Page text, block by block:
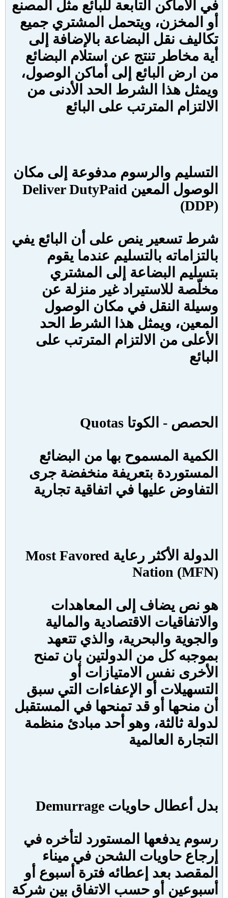
في الأماكن التابعة للبائع مثل المصنع
أو المخزن، ويتحمل المشتري جميع
تكاليف نقل البضاعة بالإضافة إلى
أية مخاطر تنتج عن استلام البضائع
من ارض البائع إلى أماكن الوصول،
ويمثل هذا الشرط الحد الأدنى من
الالتزام المترتب على البائع
التسليم والرسوم مدفوعة إلى مكان
الوصول المعين
Deliver DutyPaid
(DDP)
شرط تسعير ينص على أن البائع يفي
بالتزاماته بالتسليم عندما يقوم
بتسليم البضاعة إلى المشتري
مخلّصة للاستيراد غير منزلة عن
وسيلة النقل في مكان الوصول
المعين، ويمثل هذا الشرط الحد
الأعلى من الالتزام المترتب على
البائع
الحصص - الكوتا Quotas
الكمية المسموح بها من البضائع
المستوردة بتعريفة منخفضة جرى
التفاوض عليها في اتفاقية تجارية
الدولة الأكثر رعاية Most Favored
Nation (MFN)
هو نص يضاف إلى المعاهدات
والاتفاقيات الاقتصادية والمالية
والجوية والبحرية، والذي تتعهد
بموجبه كل من الدولتين بان تمنح
الأخرى نفس الامتيازات أو
التسهيلات أو الإعفاءات التي سبق
أن منحها أو قد تمنحها في المستقبل
لدولة ثالثة، وهو أحد مبادئ منظمة
التجارة العالمية
بدل أعطال حاويات Demurrage
رسوم يدفعها المستورد لتأخره في
إرجاع حاويات الشحن في ميناء
المقصد بعد إعطائه فترة أسبوع أو
أسبوعين أو حسب الاتفاق بين شركة